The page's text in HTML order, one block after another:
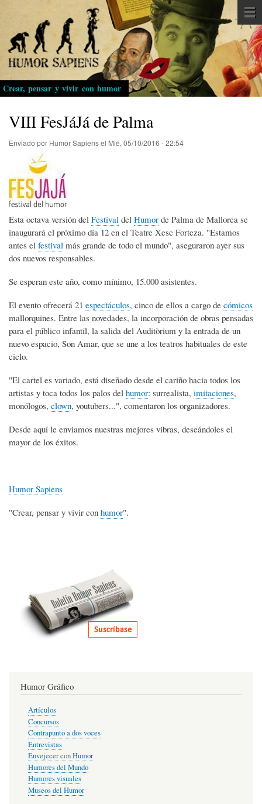
Pasar
al
contenido
principal
Crear, pensar y vivir con humor
VIII FesJáJá de Palma
Enviado por Humor Sapiensel Mié, 05/10/2016 - 22:54
Esta octava versión del Festival del Humor de Palma de Mallorca se
inaugurará el próximo día 12 en el Teatre Xesc Forteza. "Estamos
antes el festival más grande de todo el mundo", aseguraron ayer sus
dos nuevos responsables.
Se esperan este año, como mínimo, 15.000 asistentes.
El evento ofrecerá 21 espectáculos, cinco de ellos a cargo de cómicos
mallorquines. Entre las novedades, la incorporación de obras pensadas
para el público infantil, la salida del Auditòrium y la entrada de un
nuevo espacio, Son Amar, que se une a los teatros habituales de este
ciclo.
"El cartel es variado, está diseñado desde el cariño hacia todos los
artistas y toca todos los palos del humor: surrealista, imitaciones,
monólogos, clown, youtubers...", comentaron los organizadores.
Desde aquí le enviamos nuestras mejores vibras, deseándoles el
mayor de los éxitos.
Humor Sapiens
"Crear, pensar y vivir con humor".
Humor Gráfico
Artículos
Concursos
Contrapunto a dos voces
Entrevistas
Envejecer con Humor
Humores del Mundo
Humores visuales
Museos del Humor